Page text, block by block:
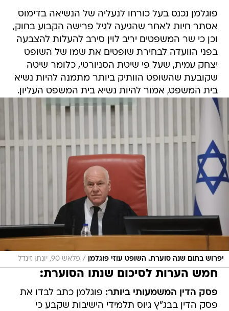
פוגלמן נכנס בעל כורחו לנעליה של הנשיאה בדימוס
אסתר חיות לאחר שהגיעה לגיל פרישה הקבוע בחוק,
וכן כי שר המשפטים יריב לוין סירב להעלות להצבעה
בפני הוועדה לבחירת שופטים את שמו של השופט
יצחק עמית, שעל פי שיטת הסניורטי, כלומר שיטה
שקובעת שהשופט הוותיק ביותר מתמנה להיות נשיא
בית המשפט, אמור להיות נשיא בית המשפט העליון.
יפרוש בתום שנה סוערת. השופט עוזי פוגלמן / פלאש 90, יונתן זינדל
חמש הערות לסיכום שנתו הסוערת:
פסק הדין המשמעותי ביותר: פוגלמן כתב לבדו את
פסק הדין בבג"ץ גיוס תלמידי הישיבות שקבע כי